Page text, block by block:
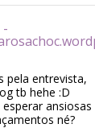
-
pela entrevista,
tb hehe :D
esperar ansiosas
né?